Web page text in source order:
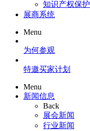
知识产权保护
展商系统
Menu
为何参观
特邀买家计划
Menu
新闻信息
Back
展会新闻
行业新闻